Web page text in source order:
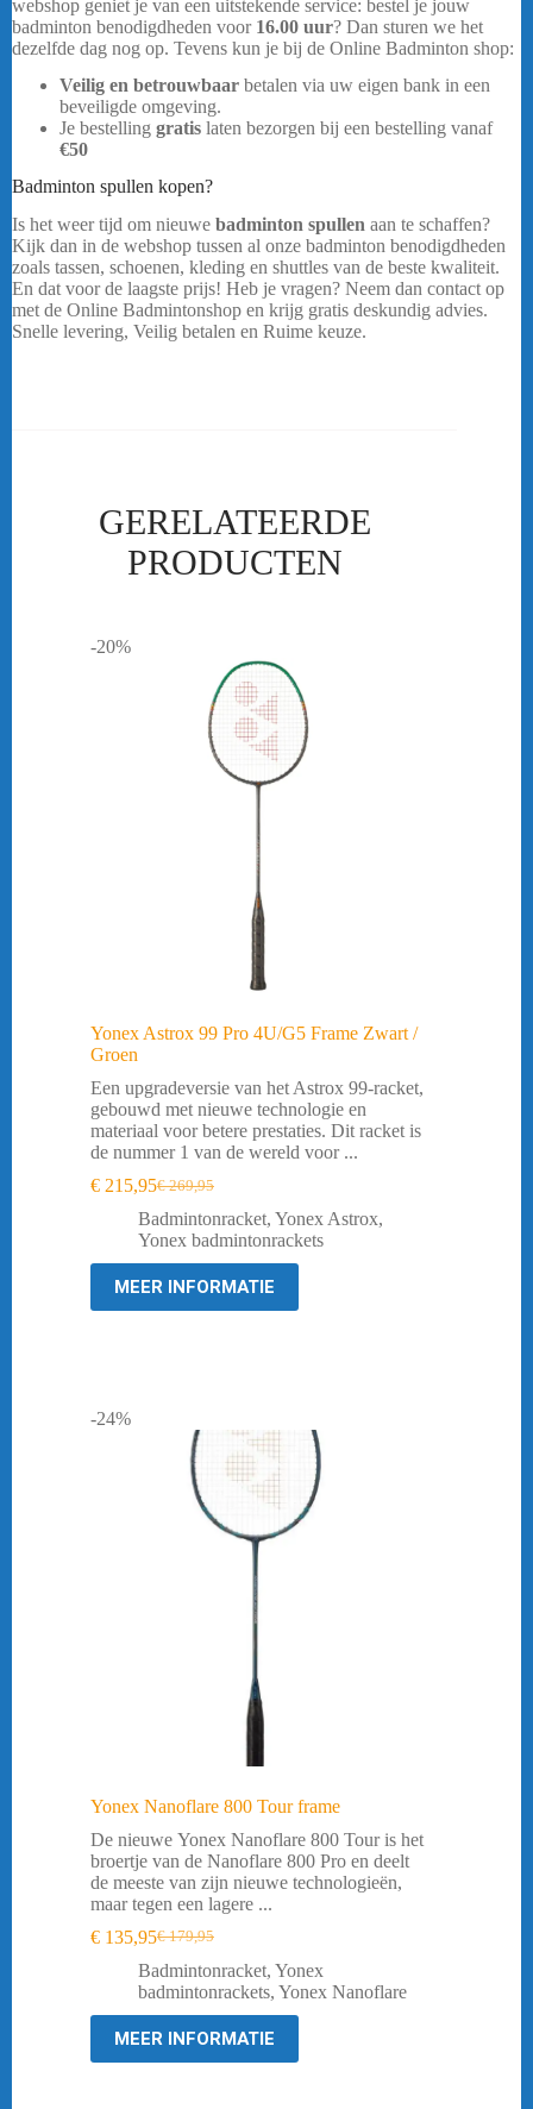
webshop geniet je van een uitstekende service: bestel je jouw
badminton benodigdheden voor 16.00 uur? Dan sturen we het
dezelfde dag nog op. Tevens kun je bij de Online Badminton shop:
Veilig en betrouwbaar betalen via uw eigen bank in een
beveiligde omgeving.
Je bestelling gratis laten bezorgen bij een bestelling vanaf
€50
Badminton spullen kopen?
Is het weer tijd om nieuwe badminton spullen aan te schaffen?
Kijk dan in de webshop tussen al onze badminton benodigdheden
zoals tassen, schoenen, kleding en shuttles van de beste kwaliteit.
En dat voor de laagste prijs! Heb je vragen? Neem dan contact op
met de Online Badmintonshop en krijg gratis deskundig advies.
Snelle levering, Veilig betalen en Ruime keuze.
GERELATEERDE
PRODUCTEN
-20%
Yonex Astrox 99 Pro 4U/G5 Frame Zwart /
Groen
Een upgradeversie van het Astrox 99-racket,
gebouwd met nieuwe technologie en
materiaal voor betere prestaties. Dit racket is
de nummer 1 van de wereld voor ...
€269,95
Oorspronkelijke
prijs
was:
€ 269,95.
€ 215,95Huidige
prijs
is:
€ 215,95.
Badmintonracket, Yonex Astrox,
Yonex badmintonrackets
MEER INFORMATIE
-24%
Yonex Nanoflare 800 Tour frame
De nieuwe Yonex Nanoflare 800 Tour is het
broertje van de Nanoflare 800 Pro en deelt
de meeste van zijn nieuwe technologieën,
maar tegen een lagere ...
€179,95
Oorspronkelijke
prijs
was:
€ 135,95Huidige
prijs
is:
Badmintonracket, Yonex
badmintonrackets, Yonex Nanoflare
MEER INFORMATIE